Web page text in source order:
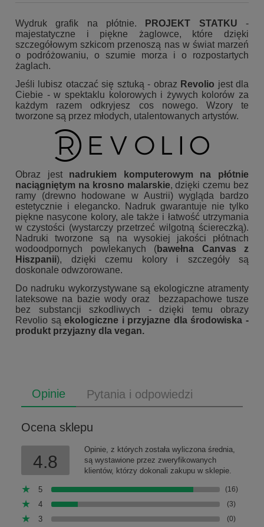
Wydruk grafik na płótnie. PROJEKT STATKU -
majestatyczne i piękne żaglowce, które dzięki
szczegółowym szkicom przenoszą nas w świat marzeń
o podróżowaniu, o szumie morza i o rozpostartych
żaglach.
Jeśli lubisz otaczać się sztuką - obraz Revolio jest dla
Ciebie - w spektaklu kolorowych i żywych kolorów za
każdym razem odkryjesz cos nowego. Wzory te
tworzone są przez młodych, utalentowanych artystów.
Obraz jest nadrukiem komputerowym na płótnie
naciągniętym na krosno malarskie, dzięki czemu bez
ramy (drewno hodowane w Austrii) wygląda bardzo
estetycznie i elegancko. Nadruk gwarantuje nie tylko
piękne nasycone kolory, ale także i łatwość utrzymania
w czystości (wystarczy przetrzeć wilgotną ściereczką).
Nadruki tworzone są na wysokiej jakości płótnach
wodoodpornych powlekanych (bawełna Canvas z
Hiszpanii), dzięki czemu kolory i szczegóły są
doskonale odwzorowane.
Do nadruku wykorzystywane są ekologiczne atramenty
lateksowe na bazie wody oraz bezzapachowe tusze
bez substancji szkodliwych - dzięki temu obrazy
Revolio są ekologiczne i przyjazne dla środowiska -
produkt przyjazny dla vegan.
Opinie Pytania i odpowiedzi
Ocena sklepu
4.8
Opinie, z których została wyliczona średnia,
są wystawione przez zweryfikowanych
klientów, którzy dokonali zakupu w sklepie.
5 (16)
4 (3)
3 (0)